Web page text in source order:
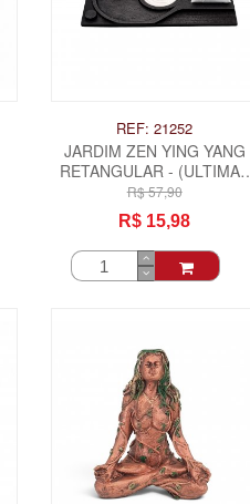
REF: 21252
JARDIM ZEN YING YANG
RETANGULAR - (ULTIMAS
UNIDADES)
R$ 57,90
R$ 15,98